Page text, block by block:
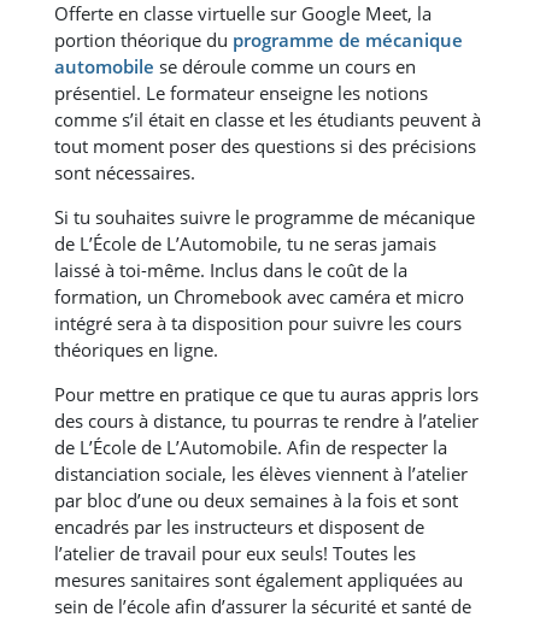
Offerte en classe virtuelle sur Google Meet, la
portion théorique du programme de mécanique
automobile se déroule comme un cours en
présentiel. Le formateur enseigne les notions
comme s’il était en classe et les étudiants peuvent à
tout moment poser des questions si des précisions
sont nécessaires.
Si tu souhaites suivre le programme de mécanique
de L’École de L’Automobile, tu ne seras jamais
laissé à toi-même. Inclus dans le coût de la
formation, un Chromebook avec caméra et micro
intégré sera à ta disposition pour suivre les cours
théoriques en ligne.
Pour mettre en pratique ce que tu auras appris lors
des cours à distance, tu pourras te rendre à l’atelier
de L’École de L’Automobile. Afin de respecter la
distanciation sociale, les élèves viennent à l’atelier
par bloc d’une ou deux semaines à la fois et sont
encadrés par les instructeurs et disposent de
l’atelier de travail pour eux seuls! Toutes les
mesures sanitaires sont également appliquées au
sein de l’école afin d’assurer la sécurité et santé de